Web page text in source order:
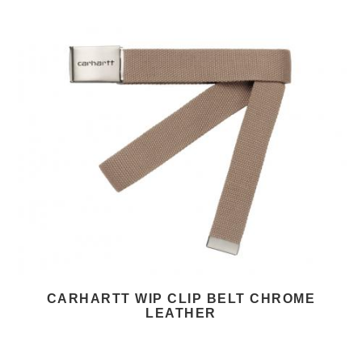
CARHARTT WIP CLIP BELT CHROME
LEATHER